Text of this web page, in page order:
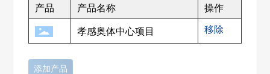
产品 产品名称
操作
孝感奥体中心项目
移除
添加产品